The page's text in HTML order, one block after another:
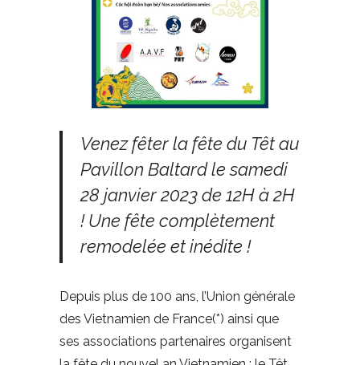
Venez fêter la fête du Têt au
Pavillon Baltard le samedi
28 janvier 2023 de 12H à 2H
! Une fête complètement
remodelée et inédite !
Depuis plus de 100 ans, l’Union générale
des Vietnamien de France(*) ainsi que
ses associations partenaires organisent